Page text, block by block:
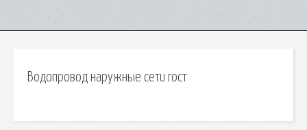
Водопровод наружные сети гост